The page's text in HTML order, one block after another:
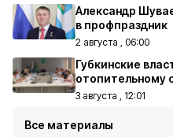
Александр
в профпраздник
2 августа , 06:00
Губкинские
отопительному
3 августа , 12:01
Все материалы